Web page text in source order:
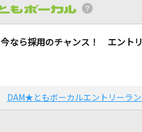
今なら採用のチャンス！ エント
DAM★ともボーカルエントリーラン